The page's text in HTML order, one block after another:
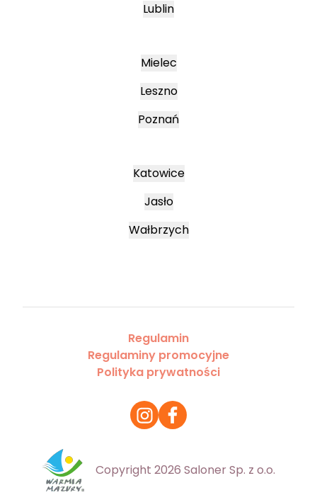
Lublin
Mielec
Leszno
Poznań
Katowice
Jasło
Wałbrzych
Regulamin
Regulaminy promocyjne
Polityka prywatności
Copyright 2026 Saloner Sp. z o.o.